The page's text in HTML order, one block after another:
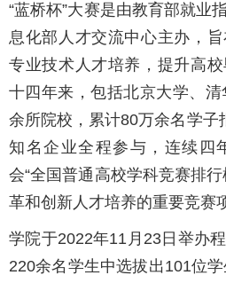
“蓝桥杯”大赛是由教育部就业
息化部人才交流中心主办，
专业技术人才培养，提升高校
十四年来，包括北京大学、
余所院校，累计80万余名学子
知名企业全程参与，连续四
会“全国普通高校学科竞赛排
革和创新人才培养的重要竞赛
学院于2022年11月23日举办
220余名学生中选拔出101位